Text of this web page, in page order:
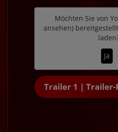
Möchten Sie von
ansehen)
Ja
Trailer 1 | Trailer-